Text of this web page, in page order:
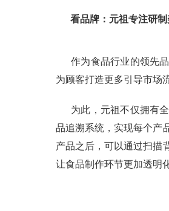
看品牌：元祖专注研
作为食品行业的领先
为顾客打造更多引导市场
为此，元祖不仅拥有
品追溯系统，实现每个产
产品之后，可以通过扫描
让食品制作环节更加透明化